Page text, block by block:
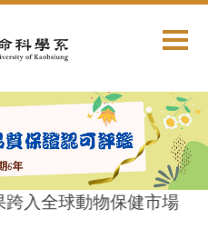
入全球動物保健市場